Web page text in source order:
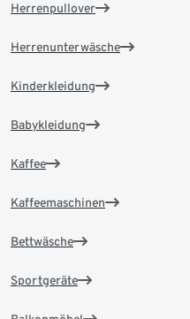
Herrenpullover
Herrenunterwäsche
Kinderkleidung
Babykleidung
Kaffee
Kaffeemaschinen
Bettwäsche
Sportgeräte